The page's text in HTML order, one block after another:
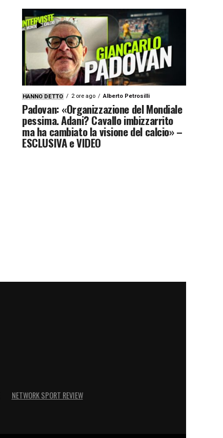
HANNO DETTO 2 ore ago Alberto Petrosilli
Padovan: «Organizzazione del Mondiale
pessima. Adani? Cavallo imbizzarrito
ma ha cambiato la visione del calcio» –
ESCLUSIVA e VIDEO
NETWORK SPORT REVIEW